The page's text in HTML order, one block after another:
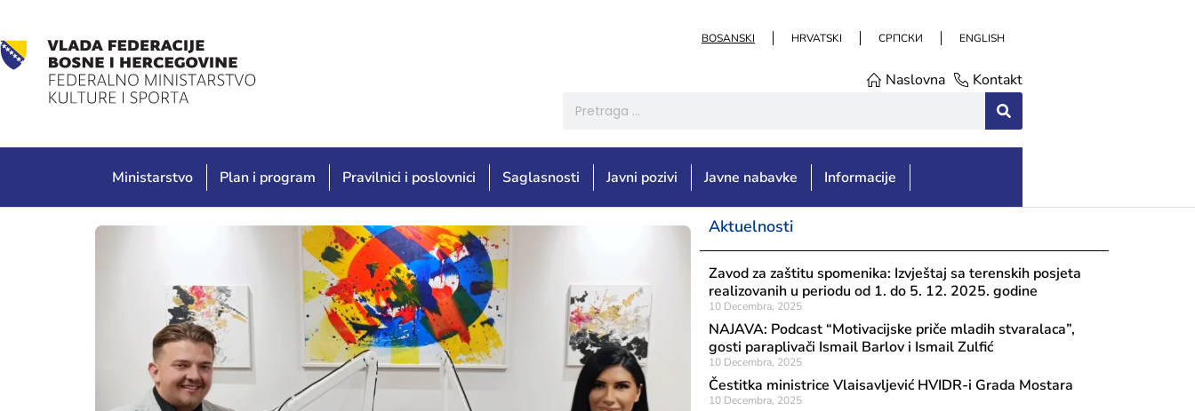
BOSANSKI HRVATSKI СРПСКИ ENGLISH
Naslovna Kontakt
Ministarstvo Plan i program Pravilnici i poslovnici Saglasnosti Javni pozivi Javne nabavke Informacije
Aktuelnosti
Zavod za zaštitu spomenika: Izvještaj sa terenskih posjeta
realizovanih u periodu od 1. do 5. 12. 2025. godine
10 Decembra, 2025
NAJAVA: Podcast “Motivacijske priče mladih stvaralaca”,
gosti paraplivači Ismail Barlov i Ismail Zulfić
10 Decembra, 2025
Čestitka ministrice Vlaisavljević HVIDR-i Grada Mostara
10 Decembra, 2025